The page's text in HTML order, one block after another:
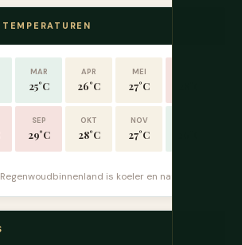
MAR
25°C
APR
26°C
MEI
27°C
SEP
29°C
OKT
28°C
NOV
27°C
is koeler en natter.